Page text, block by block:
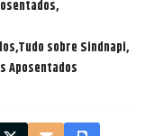
Tudo sobre Sindnapi
Aposentados